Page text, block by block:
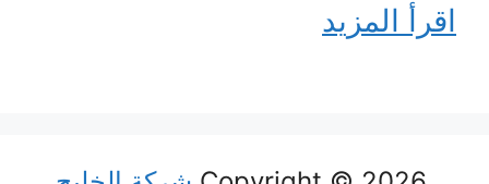
اقرأ المزيد